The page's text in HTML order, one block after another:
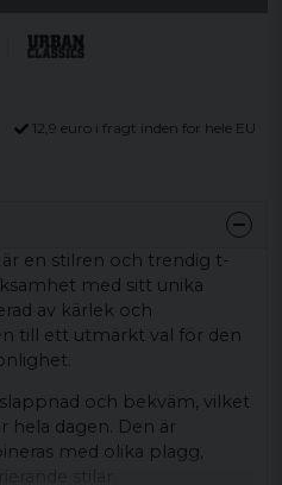
12,9 euro i fragt inden for hele EU
en stilren och trendig t-
med sitt unika
av kärlek och
till ett utmärkt val för den
och bekväm, vilket
hela dagen. Den är
med olika plagg,